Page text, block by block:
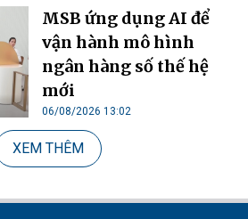
MSB ứng dụng AI để
vận hành mô hình
ngân hàng số thế hệ
mới
06/08/2026 13:02
XEM THÊM